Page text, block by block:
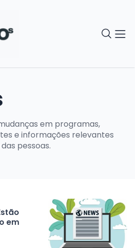
em programas,
e informações relevantes
pessoas.
em